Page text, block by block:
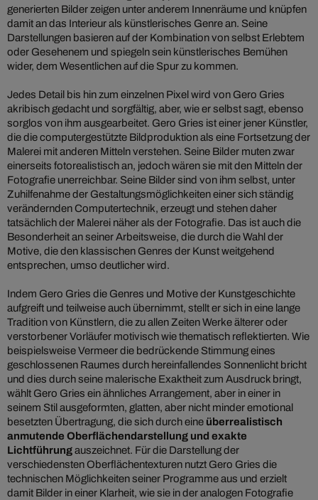
generierten Bilder zeigen unter anderem Innenräume und knüpfen
damit an das Interieur als künstlerisches Genre an. Seine
Darstellungen basieren auf der Kombination von selbst Erlebtem
oder Gesehenem und spiegeln sein künstlerisches Bemühen
wider, dem Wesentlichen auf die Spur zu kommen.
Jedes Detail bis hin zum einzelnen Pixel wird von Gero Gries
akribisch gedacht und sorgfältig, aber, wie er selbst sagt, ebenso
sorglos von ihm ausgearbeitet. Gero Gries ist einer jener Künstler,
die die computergestützte Bildproduktion als eine Fortsetzung der
Malerei mit anderen Mitteln verstehen. Seine Bilder muten zwar
einerseits fotorealistisch an, jedoch wären sie mit den Mitteln der
Fotografie unerreichbar. Seine Bilder sind von ihm selbst, unter
Zuhilfenahme der Gestaltungsmöglichkeiten einer sich ständig
verändernden Computertechnik, erzeugt und stehen daher
tatsächlich der Malerei näher als der Fotografie. Das ist auch die
Besonderheit an seiner Arbeitsweise, die durch die Wahl der
Motive, die den klassischen Genres der Kunst weitgehend
entsprechen, umso deutlicher wird.
Indem Gero Gries die Genres und Motive der Kunstgeschichte
aufgreift und teilweise auch übernimmt, stellt er sich in eine lange
Tradition von Künstlern, die zu allen Zeiten Werke älterer oder
verstorbener Vorläufer motivisch wie thematisch reflektierten. Wie
beispielsweise Vermeer die bedrückende Stimmung eines
geschlossenen Raumes durch hereinfallendes Sonnenlicht bricht
und dies durch seine malerische Exaktheit zum Ausdruck bringt,
wählt Gero Gries ein ähnliches Arrangement, aber in einer in
seinem Stil ausgeformten, glatten, aber nicht minder emotional
besetzten Übertragung, die sich durch eine überrealistisch
anmutende Oberflächendarstellung und exakte
Lichtführungauszeichnet. Für die Darstellung der
verschiedensten Oberflächentexturen nutzt Gero Gries die
technischen Möglichkeiten seiner Programme aus und erzielt
damit Bilder in einer Klarheit, wie sie in der analogen Fotografie